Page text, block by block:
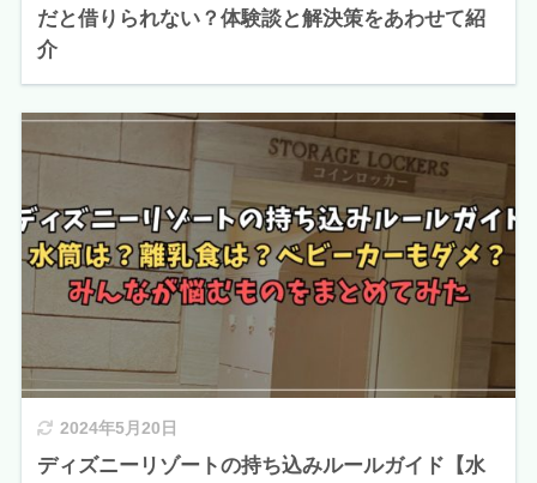
だと借りられない？体験談と解決策をあわせて紹
介
2024年5月20日
ディズニーリゾートの持ち込みルールガイド【水